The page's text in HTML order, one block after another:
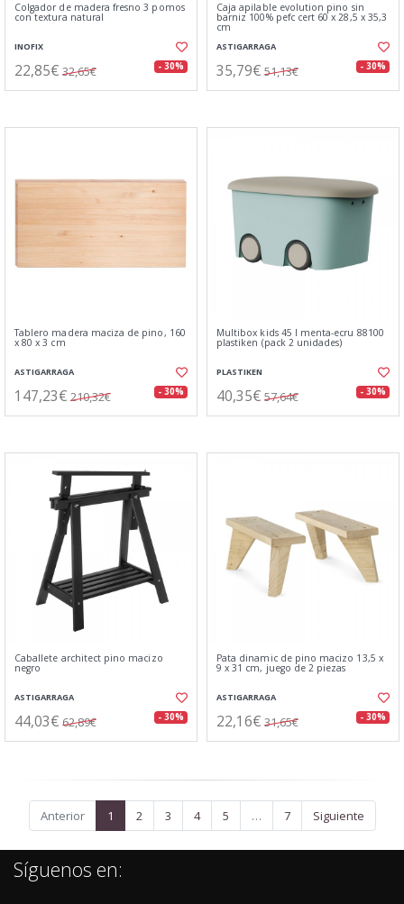
Colgador de madera fresno 3 pomos
con textura natural
INOFIX
22,85€ 32,65€ - 30%
Caja apilable evolution pino sin
barniz 100% pefc cert 60 x 28,5 x 35,3
cm
ASTIGARRAGA
35,79€ 51,13€ - 30%
Tablero madera maciza de pino, 160
x 80 x 3 cm
ASTIGARRAGA
147,23€ 210,32€ - 30%
Multibox kids 45 l menta-ecru 88100
plastiken (pack 2 unidades)
PLASTIKEN
40,35€ 57,64€ - 30%
Caballete architect pino macizo
negro
ASTIGARRAGA
44,03€ 62,89€ - 30%
Pata dinamic de pino macizo 13,5 x
9 x 31 cm, juego de 2 piezas
ASTIGARRAGA
22,16€ 31,65€ - 30%
Anterior 1 2 3 4 5 … 7 Siguiente
Síguenos en: